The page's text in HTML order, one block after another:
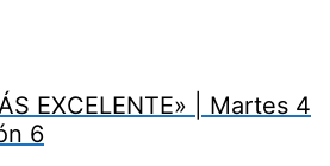
EXCELENTE» | Martes 4
6